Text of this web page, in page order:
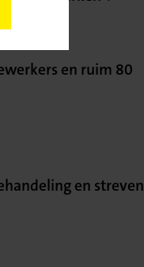
deze
en ruim 80
en streven